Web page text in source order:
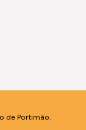
de Portimão.